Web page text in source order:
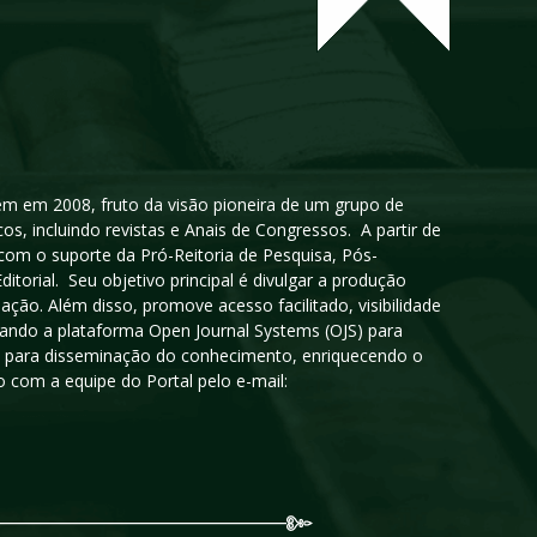
em 2008, fruto da visão pioneira de um grupo de
incluindo revistas e Anais de Congressos. A partir de
o suporte da Pró-Reitoria de Pesquisa, Pós-
Seu objetivo principal é divulgar a produção
Além disso, promove acesso facilitado, visibilidade
a plataforma Open Journal Systems (OJS) para
disseminação do conhecimento, enriquecendo o
a equipe do Portal pelo e-mail: